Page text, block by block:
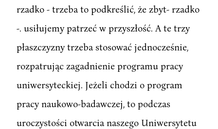
rzadko - trzeba to podkreślić, że zbyt- rzadko
-. usiłujemy patrzeć w przyszłość. A te trzy
płaszczyzny trzeba stosować jednocześnie,
rozpatrując zagadnienie programu pracy
uniwersyteckiej. Jeżeli chodzi o program
pracy naukowo-badawczej, to podczas
uroczystości otwarcia naszego Uniwersytetu